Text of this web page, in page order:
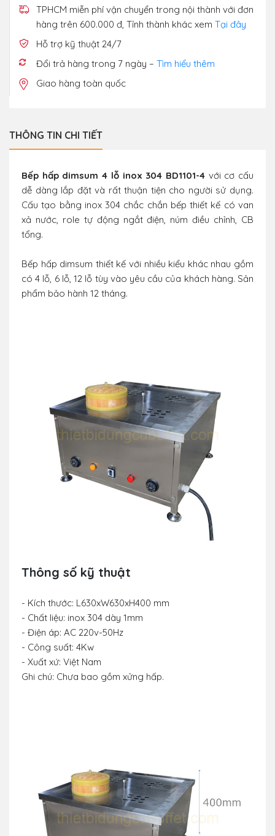
TPHCM miễn phí vận chuyển trong nội thành với đơn
hàng trên 600.000 đ, Tỉnh thành khác xem Tại đây
Hỗ trợ kỹ thuật 24/7
Đổi trả hàng trong 7 ngày – Tìm hiểu thêm
Giao hàng toàn quốc
THÔNG TIN CHI TIẾT
Bếp hấp dimsum 4 lỗ inox 304 BD1101-4 với cơ cấu
dễ dàng lắp đặt và rất thuận tiện cho người sử dụng.
Cấu tạo bằng inox 304 chắc chắn bếp thiết kế có van
xả nước, role tự động ngắt điện, núm điều chỉnh, CB
tổng.
Bếp hấp dimsum thiết kế với nhiều kiểu khác nhau gồm
có 4 lỗ, 6 lỗ, 12 lỗ tùy vào yêu cầu của khách hàng. Sản
phẩm bảo hành 12 tháng.
Thông số kỹ thuật
- Kích thước: L630xW630xH400 mm
- Chất liệu: inox 304 dày 1mm
- Điện áp: AC 220v-50Hz
- Công suất: 4Kw
- Xuất xứ: Việt Nam
Ghi chú: Chưa bao gồm xửng hấp.